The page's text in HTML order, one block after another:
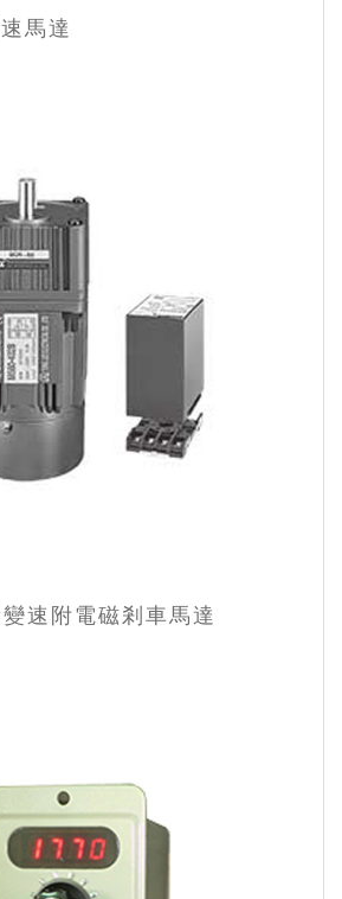
馬達
速附電磁剎車馬達